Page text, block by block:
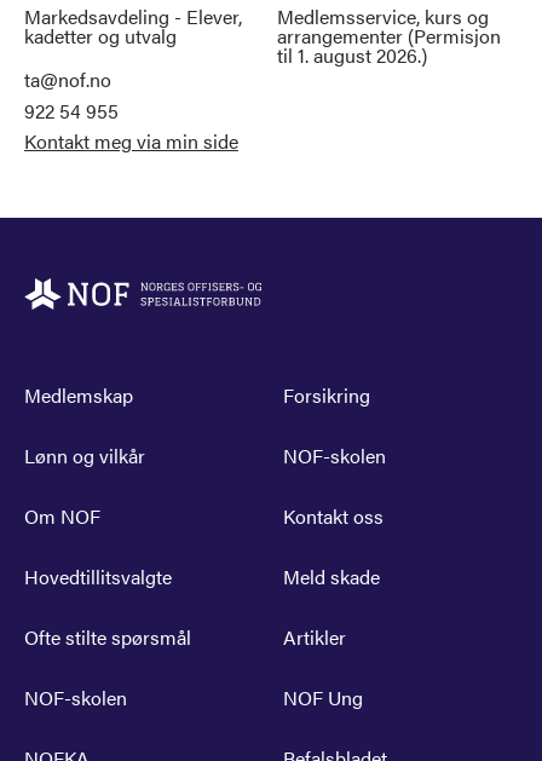
Markedsavdeling - Elever,
kadetter og utvalg
ta@nof.no
922 54 955
Kontakt meg via min side
Medlemsservice, kurs og
arrangementer (Permisjon
til 1. august 2026.)
Medlemskap Forsikring
Lønn og vilkår NOF-skolen
Om NOF Kontakt oss
Hovedtillitsvalgte Meld skade
Ofte stilte spørsmål Artikler
NOF-skolen NOF Ung